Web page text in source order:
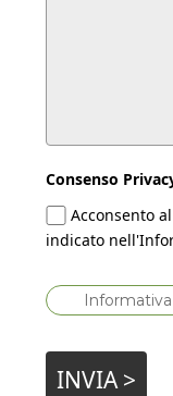
Consenso
Acconsento
indicato
INVIA >